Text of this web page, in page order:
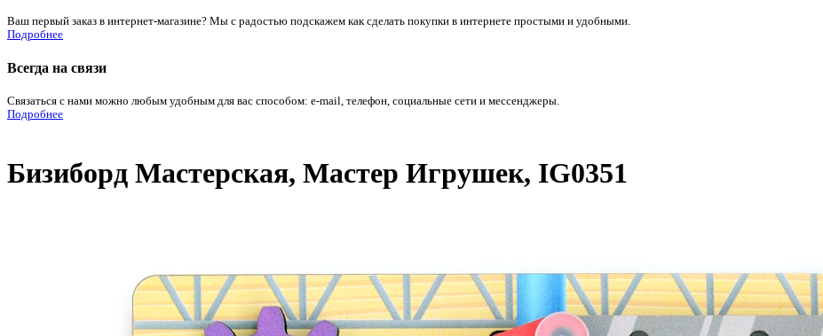
Ваш первый заказ в интернет-магазине? Мы с радостью подскажем как сделать покупки в интернете простыми и удобными.
Подробнее
Всегда на связи
Связаться с нами можно любым удобным для вас способом: e-mail, телефон, социальные сети и мессенджеры.
Подробнее
Бизиборд Мастерская, Мастер Игрушек, IG0351